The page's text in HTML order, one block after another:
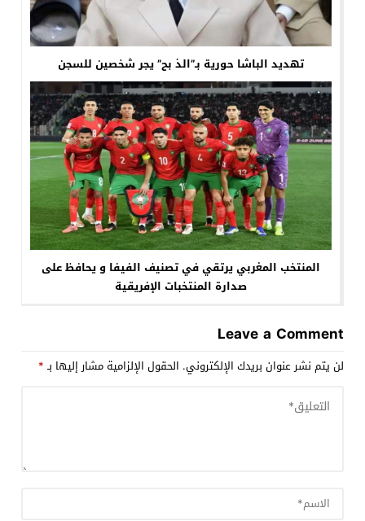
تهديد الباشا حورية بـ”الذ بح” يجر شخصين للسجن
المنتخب المغربي يرتقي في تصنيف الفيفا و يحافظ على
صدارة المنتخبات الإفريقية
Leave a Comment
لن يتم نشر عنوان بريدك الإلكتروني. الحقول الإلزامية مشار إليها بـ*